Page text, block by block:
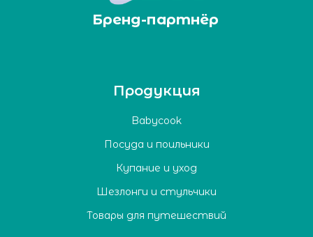
Бренд-партнёр
Продукция
Babycook
Посуда и поильники
Купание и уход
Шезлонги и стульчики
Товары для путешествий